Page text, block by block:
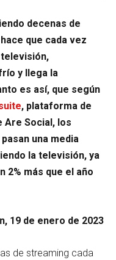
decenas de
que cada vez
y llega la
es así, que según
, plataforma de
Are Social, los
una media
la televisión, ya
2% más que el año
19 de enero de 2023
de streaming cada